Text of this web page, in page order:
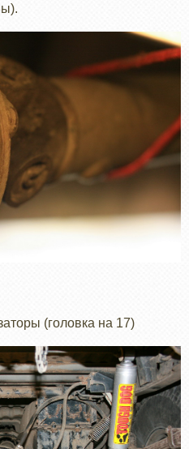
(головка на 17)